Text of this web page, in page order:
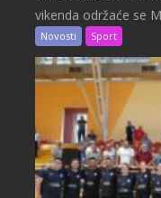
vikenda održaće se
Novosti Sport